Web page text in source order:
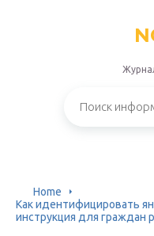
Home
Как идентифицировать
инструкция для граждан